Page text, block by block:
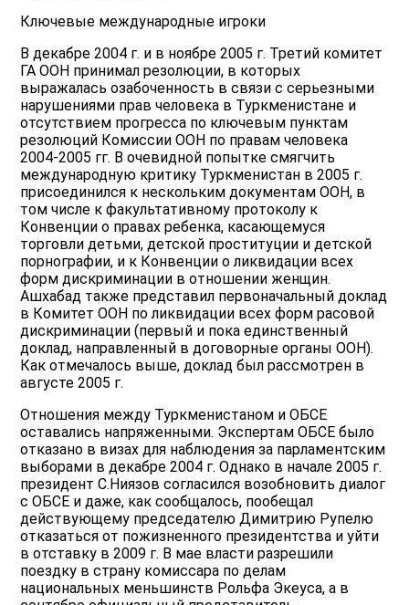
Ключевые международные игроки
В декабре 2004 г. и в ноябре 2005 г. Третий комитет
ГА ООН принимал резолюции, в которых
выражалась озабоченность в связи с серьезными
нарушениями прав человека в Туркменистане и
отсутствием прогресса по ключевым пунктам
резолюций Комиссии ООН по правам человека
2004-2005 гг. В очевидной попытке смягчить
международную критику Туркменистан в 2005 г.
присоединился к нескольким документам ООН, в
том числе к факультативному протоколу к
Конвенции о правах ребенка, касающемуся
торговли детьми, детской проституции и детской
порнографии, и к Конвенции о ликвидации всех
форм дискриминации в отношении женщин.
Ашхабад также представил первоначальный доклад
в Комитет ООН по ликвидации всех форм расовой
дискриминации (первый и пока единственный
доклад, направленный в договорные органы ООН).
Как отмечалось выше, доклад был рассмотрен в
августе 2005 г.
Отношения между Туркменистаном и ОБСЕ
оставались напряженными. Экспертам ОБСЕ было
отказано в визах для наблюдения за парламентским
выборами в декабре 2004 г. Однако в начале 2005 г.
президент С.Ниязов согласился возобновить диалог
с ОБСЕ и даже, как сообщалось, пообещал
действующему председателю Димитрию Рупелю
отказаться от пожизненного президентства и уйти
в отставку в 2009 г. В мае власти разрешили
поездку в страну комиссара по делам
национальных меньшинств Рольфа Экеуса, а в